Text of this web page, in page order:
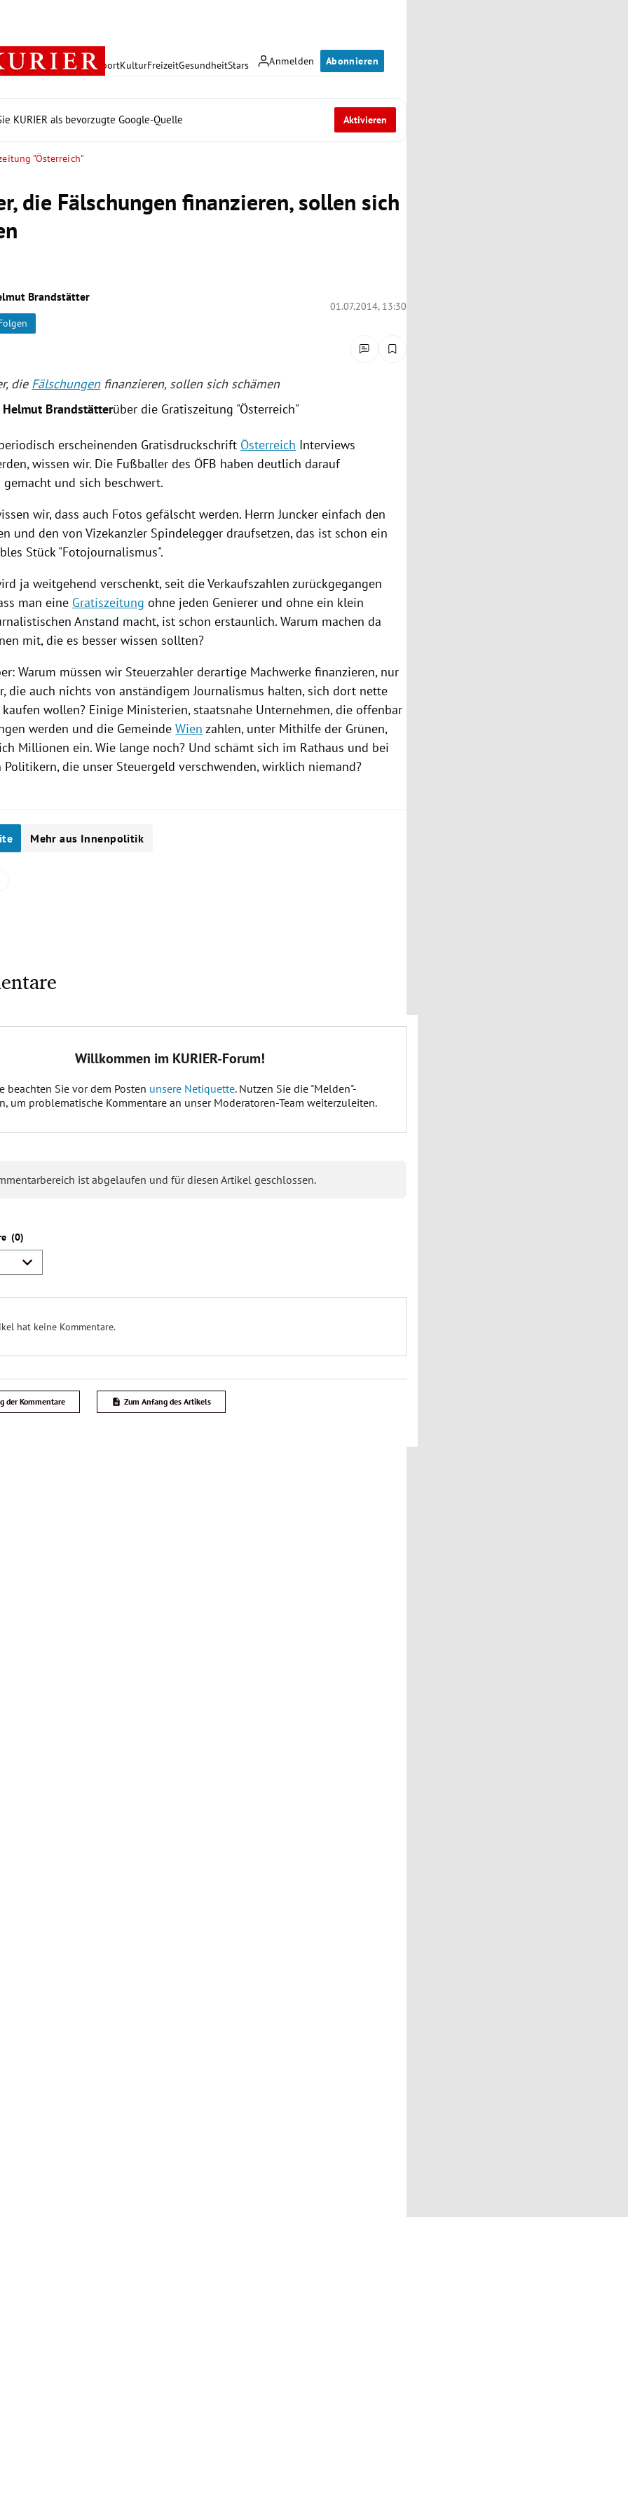
Anmelden Abonnieren
PolitikWirtschaft SportKulturFreizeitGesundheitStars
KURIER als bevorzugte Google-Quelle Aktivieren
"Österreich"
die Fälschungen finanzieren, sollen sich
Brandstätter
01.07.2014, 13:30
die Fälschungenfinanzieren, sollen sich schämen
Helmut Brandstätterüber die Gratiszeitung "Österreich"
erscheinenden Gratisdruckschrift Österreich Interviews
wissen wir. Die Fußballer des ÖFB haben deutlich darauf
und sich beschwert.
wir, dass auch Fotos gefälscht werden. Herrn Juncker einfach den
und den von Vizekanzler Spindelegger draufsetzen, das ist schon ein
Stück "Fotojournalismus".
ja weitgehend verschenkt, seit die Verkaufszahlen zurückgegangen
man eine Gratiszeitung ohne jeden Genierer und ohne ein klein
Anstand macht, ist schon erstaunlich. Warum machen da
mit, die es besser wissen sollten?
Warum müssen wir Steuerzahler derartige Machwerke finanzieren, nur
die auch nichts von anständigem Journalismus halten, sich dort nette
kaufen wollen? Einige Ministerien, staatsnahe Unternehmen, die offenbar
werden und die GemeindeWien zahlen, unter Mithilfe der Grünen,
Millionen ein. Wie lange noch? Und schämt sich im Rathaus und bei
Politikern, die unser Steuergeld verschwenden, wirklich niemand?
Mehr aus Innenpolitik